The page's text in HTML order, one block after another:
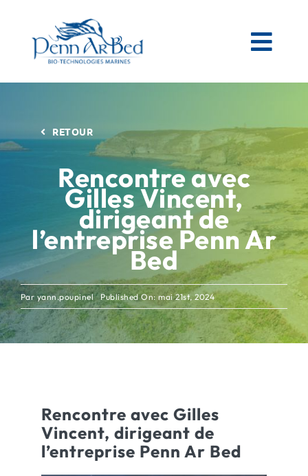
contenu
ESPACES VERTS
MATIÈRES PREMIÈRES MARINES
NOS PRODUITS
PENN AR BED
ACTUALITÉS
RETOUR
Rencontre avec
Gilles Vincent,
dirigeant de
l’entreprise Penn Ar
Bed
Par yann.poupinel Published On: mai 21st, 2024
Rencontre avec Gilles
Vincent, dirigeant de
l’entreprise Penn Ar Bed